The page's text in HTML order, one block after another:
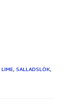
LIME, SALLADSLÖK,